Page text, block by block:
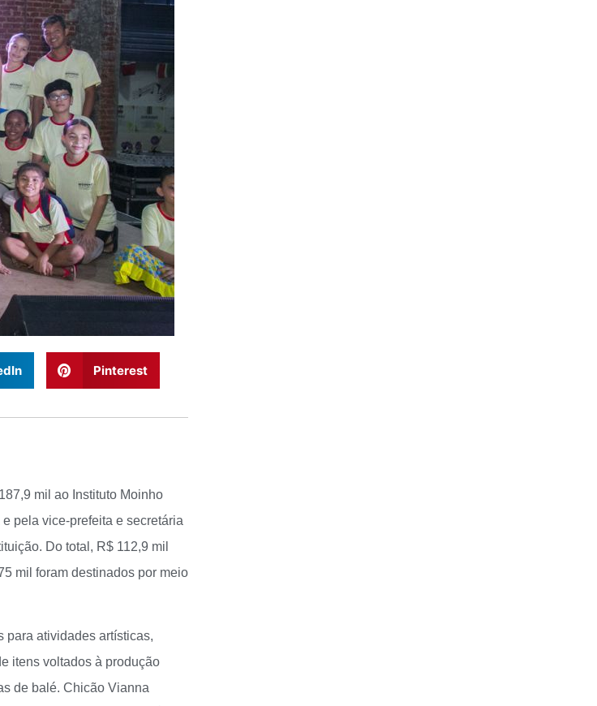
Pinterest
mil ao Instituto Moinho
pela vice-prefeita e secretária
Do total, R$ 112,9 mil
mil foram destinados por meio
para atividades artísticas,
itens voltados à produção
de balé. Chicão Vianna